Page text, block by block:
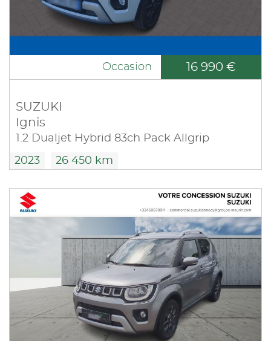
Occasion 16 990 €
SUZUKI
Ignis
1.2 Dualjet Hybrid 83ch Pack Allgrip
2023 26 450 km